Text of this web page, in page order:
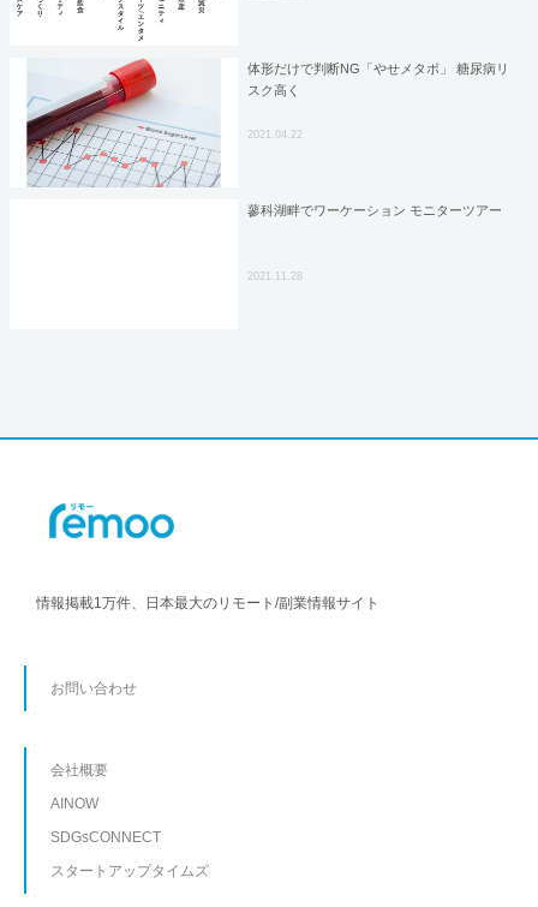
体形だけで判断NG「やせメタボ」 糖尿病リ
スク高く
2021.04.22
蓼科湖畔でワーケーション モニターツアー
2021.11.28
情報掲載1万件、日本最大のリモート/副業情報サイト
お問い合わせ
会社概要
AINOW
SDGsCONNECT
スタートアップタイムズ